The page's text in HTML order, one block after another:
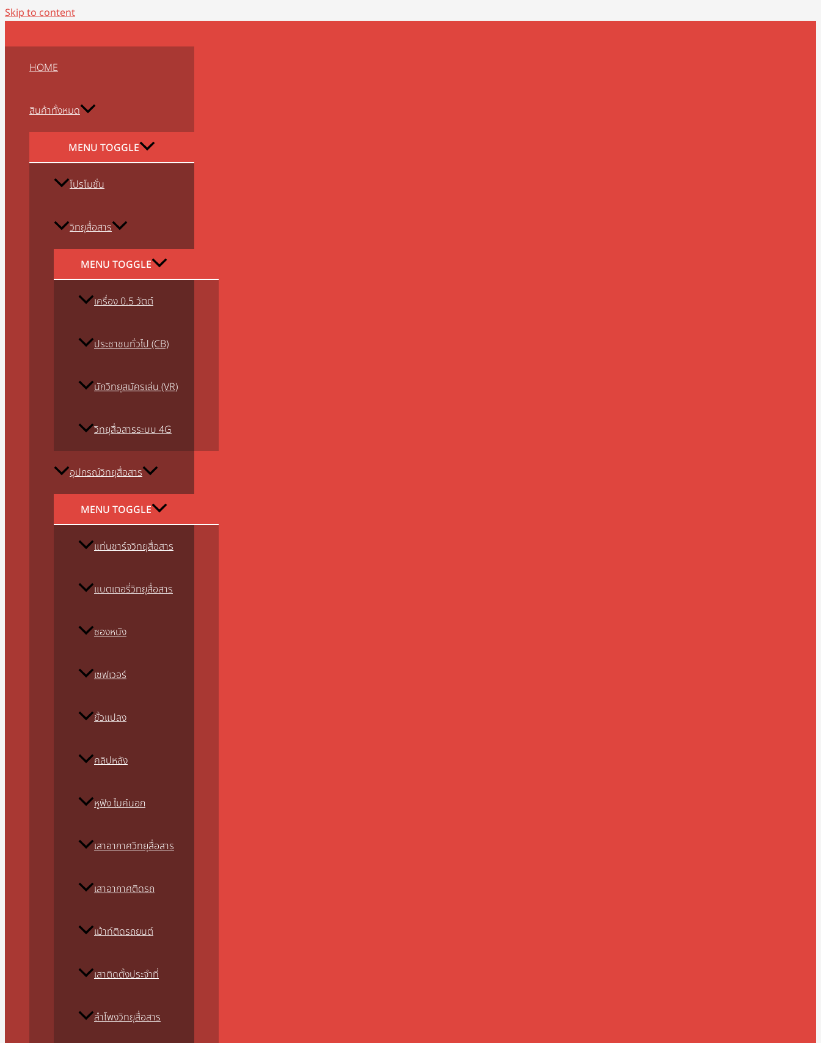
Skip to content
HOME
สินค้าทั้งหมด
MENU TOGGLE
โปรโมชั่น
วิทยุสื่อสาร
MENU TOGGLE
เครื่อง 0.5 วัตต์
ประชาชนทั่วไป (CB)
นักวิทยุสมัครเล่น (VR)
วิทยุสื่อสารระบบ 4G
อุปกรณ์วิทยุสื่อสาร
MENU TOGGLE
แท่นชาร์จวิทยุสื่อสาร
แบตเตอรี่วิทยุสื่อสาร
ซองหนัง
เซฟเวอร์
ขั้วแปลง
คลิปหลัง
หูฟัง ไมค์นอก
เสาอากาศวิทยุสื่อสาร
เสาอากาศติดรถ
เม้าท์ติดรถยนต์
เสาติดตั้งประจำที่
ลำโพงวิทยุสื่อสาร